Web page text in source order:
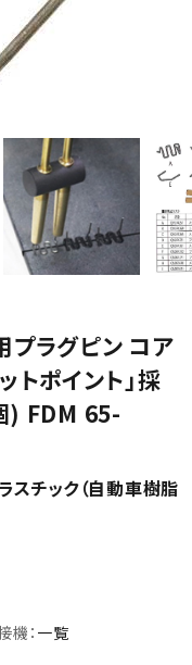
プラグピン コア
トポイント」採
) FDM 65-
チック（自動車樹脂
機： 一覧